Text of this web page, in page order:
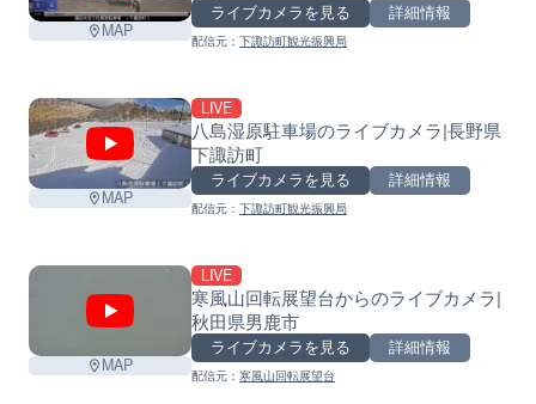
MAP
ライブカメラを見る 詳細情報
配信元： 下諏訪町観光振興局
MAP
LIVE
八島湿原駐車場のライブカメラ|長野県
下諏訪町
ライブカメラを見る 詳細情報
配信元： 下諏訪町観光振興局
MAP
LIVE
寒風山回転展望台からのライブカメラ|
秋田県男鹿市
ライブカメラを見る 詳細情報
配信元： 寒風山回転展望台